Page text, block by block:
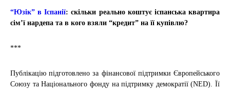
“Юзік” в Іспанії: скільки реально коштує іспанська квартира
сім’ї нардепа та в кого взяли “кредит” на її купівлю?
***
Публікацію підготовлено за фінансової підтримки Європейського
Союзу та Національного фонду на підтримку демократії (NED). Її